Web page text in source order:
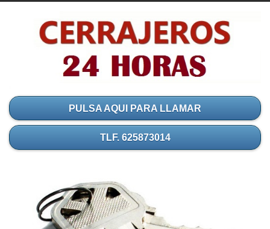
PULSA AQUI PARA LLAMAR
TLF. 625873014